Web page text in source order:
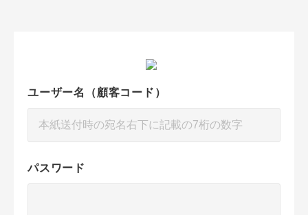
ユーザー名（顧客コード）
パスワード